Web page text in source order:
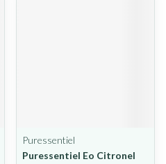
Puressentiel
Puressentiel Eo Citronel